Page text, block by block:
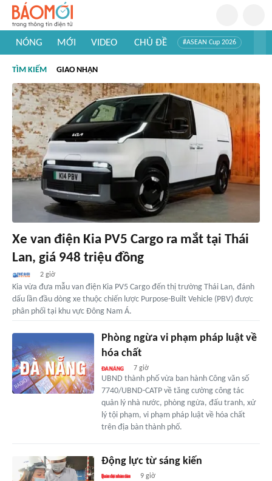
NÓNG MỚI VIDEO CHỦ ĐỀ #ASEAN Cup 2026
#Khám phá thế giới
TÌM KIẾM GIAO NHẬN
Xe van điện Kia PV5 Cargo ra mắt tại Thái
Lan, giá 948 triệu đồng
2 giờ
Kia vừa đưa mẫu van điện Kia PV5 Cargo đến thị trường Thái Lan, đánh
dấu lần đầu dòng xe thuộc chiến lược Purpose-Built Vehicle (PBV) được
phân phối tại khu vực Đông Nam Á.
Phòng ngừa vi phạm pháp luật về
hóa chất
7 giờ
UBND thành phố vừa ban hành Công văn số
7740/UBND-CATP về tăng cường công tác
quản lý nhà nước, phòng ngừa, đấu tranh, xử
lý tội phạm, vi phạm pháp luật về hóa chất
trên địa bàn thành phố.
Động lực từ sáng kiến
9 giờ